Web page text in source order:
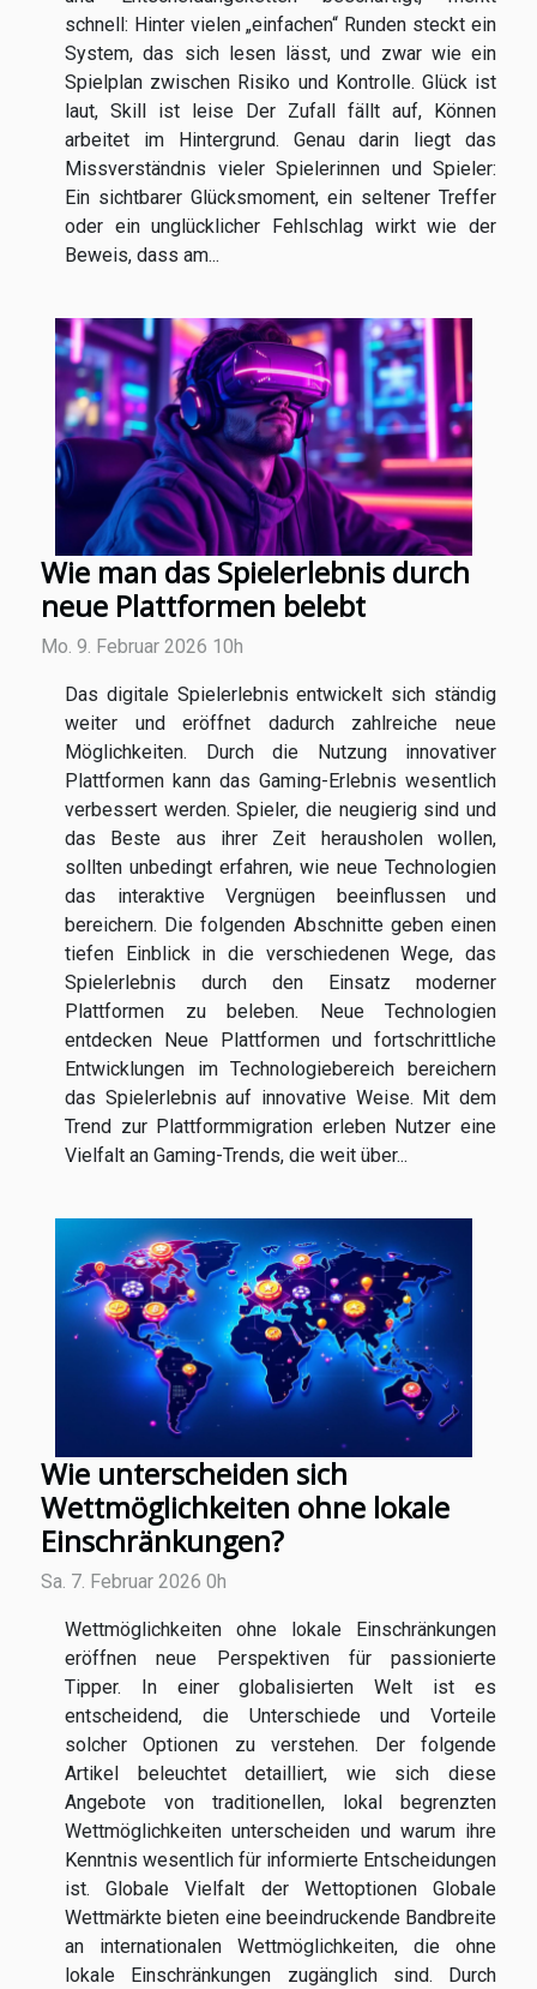
schnell: Hinter vielen „einfachen“ Runden steckt ein
System, das sich lesen lässt, und zwar wie ein
Spielplan zwischen Risiko und Kontrolle. Glück ist
laut, Skill ist leise Der Zufall fällt auf, Können
arbeitet im Hintergrund. Genau darin liegt das
Missverständnis vieler Spielerinnen und Spieler:
Ein sichtbarer Glücksmoment, ein seltener Treffer
oder ein unglücklicher Fehlschlag wirkt wie der
Beweis, dass am...
Wie man das Spielerlebnis durch
neue Plattformen belebt
Mo. 9. Februar 2026 10h
Das digitale Spielerlebnis entwickelt sich ständig
weiter und eröffnet dadurch zahlreiche neue
Möglichkeiten. Durch die Nutzung innovativer
Plattformen kann das Gaming-Erlebnis wesentlich
verbessert werden. Spieler, die neugierig sind und
das Beste aus ihrer Zeit herausholen wollen,
sollten unbedingt erfahren, wie neue Technologien
das interaktive Vergnügen beeinflussen und
bereichern. Die folgenden Abschnitte geben einen
tiefen Einblick in die verschiedenen Wege, das
Spielerlebnis durch den Einsatz moderner
Plattformen zu beleben. Neue Technologien
entdecken Neue Plattformen und fortschrittliche
Entwicklungen im Technologiebereich bereichern
das Spielerlebnis auf innovative Weise. Mit dem
Trend zur Plattformmigration erleben Nutzer eine
Vielfalt an Gaming-Trends, die weit über...
Wie unterscheiden sich
Wettmöglichkeiten ohne lokale
Einschränkungen?
Sa. 7. Februar 2026 0h
Wettmöglichkeiten ohne lokale Einschränkungen
eröffnen neue Perspektiven für passionierte
Tipper. In einer globalisierten Welt ist es
entscheidend, die Unterschiede und Vorteile
solcher Optionen zu verstehen. Der folgende
Artikel beleuchtet detailliert, wie sich diese
Angebote von traditionellen, lokal begrenzten
Wettmöglichkeiten unterscheiden und warum ihre
Kenntnis wesentlich für informierte Entscheidungen
ist. Globale Vielfalt der Wettoptionen Globale
Wettmärkte bieten eine beeindruckende Bandbreite
an internationalen Wettmöglichkeiten, die ohne
lokale Einschränkungen zugänglich sind. Durch